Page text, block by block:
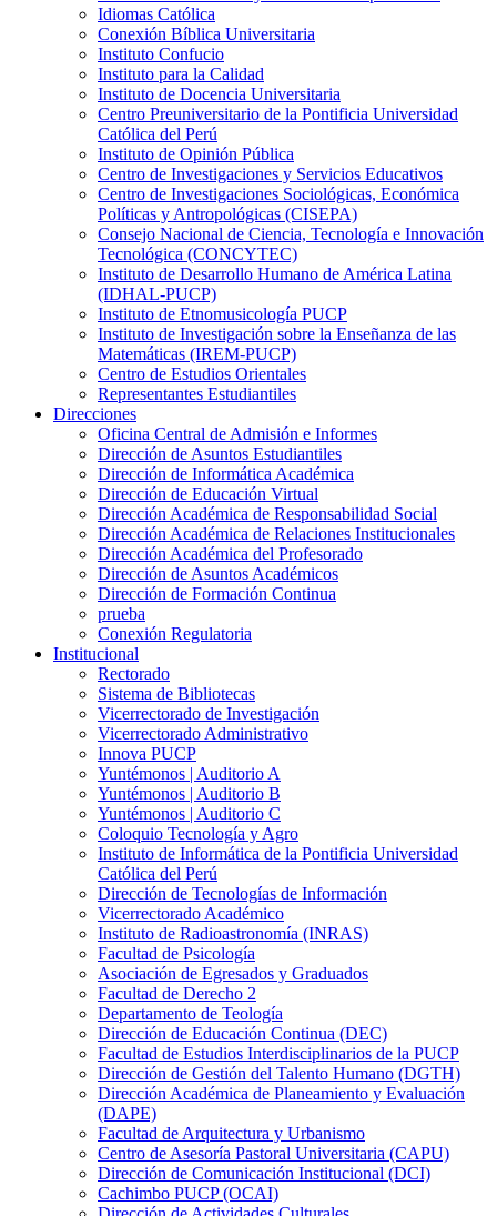
Idiomas Católica
Conexión Bíblica Universitaria
Instituto Confucio
Instituto para la Calidad
Instituto de Docencia Universitaria
Centro Preuniversitario de la Pontificia Universidad
Católica del Perú
Instituto de Opinión Pública
Centro de Investigaciones y Servicios Educativos
Centro de Investigaciones Sociológicas, Económica
Políticas y Antropológicas (CISEPA)
Consejo Nacional de Ciencia, Tecnología e Innovación
Tecnológica (CONCYTEC)
Instituto de Desarrollo Humano de América Latina
(IDHAL-PUCP)
Instituto de Etnomusicología PUCP
Instituto de Investigación sobre la Enseñanza de las
Matemáticas (IREM-PUCP)
Centro de Estudios Orientales
Representantes Estudiantiles
Direcciones
Oficina Central de Admisión e Informes
Dirección de Asuntos Estudiantiles
Dirección de Informática Académica
Dirección de Educación Virtual
Dirección Académica de Responsabilidad Social
Dirección Académica de Relaciones Institucionales
Dirección Académica del Profesorado
Dirección de Asuntos Académicos
Dirección de Formación Continua
prueba
Conexión Regulatoria
Institucional
Rectorado
Sistema de Bibliotecas
Vicerrectorado de Investigación
Vicerrectorado Administrativo
Innova PUCP
Yuntémonos | Auditorio A
Yuntémonos | Auditorio B
Yuntémonos | Auditorio C
Coloquio Tecnología y Agro
Instituto de Informática de la Pontificia Universidad
Católica del Perú
Dirección de Tecnologías de Información
Vicerrectorado Académico
Instituto de Radioastronomía (INRAS)
Facultad de Psicología
Asociación de Egresados y Graduados
Facultad de Derecho 2
Departamento de Teología
Dirección de Educación Continua (DEC)
Facultad de Estudios Interdisciplinarios de la PUCP
Dirección de Gestión del Talento Humano (DGTH)
Dirección Académica de Planeamiento y Evaluación
(DAPE)
Facultad de Arquitectura y Urbanismo
Centro de Asesoría Pastoral Universitaria (CAPU)
Dirección de Comunicación Institucional (DCI)
Cachimbo PUCP (OCAI)